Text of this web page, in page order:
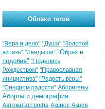
Облако тегов
"Вера и дело" "Душа" "Золотой
витязь" "Ландыши" "Образ и
подобие" "Поделись
Рождеством" "Православная
инициатива" "Радость веры"
"Синдром радости" Аборигены
Аборты и демография
Автокатастрофа Аксиос Акция